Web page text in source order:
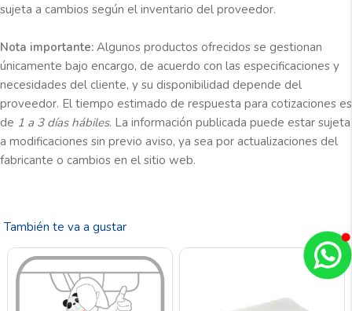
sujeta a cambios según el inventario del proveedor.
Nota importante: Algunos productos ofrecidos se gestionan
únicamente bajo encargo, de acuerdo con las especificaciones y
necesidades del cliente, y su disponibilidad depende del
proveedor. El tiempo estimado de respuesta para cotizaciones es
de 1 a 3 días hábiles. La información publicada puede estar sujeta
a modificaciones sin previo aviso, ya sea por actualizaciones del
fabricante o cambios en el sitio web.
También te va a gustar